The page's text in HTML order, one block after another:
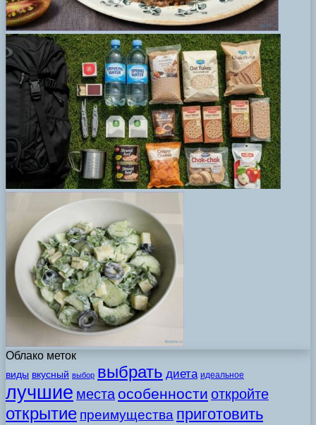
Облако меток
виды вкусный выбор выбрать диета идеальное
лучшие места особенности откройте
открытие преимущества приготовить